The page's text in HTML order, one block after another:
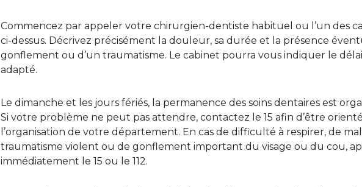
Commencez par appeler votre chirurgien-dentiste habituel ou l’un des
ci-dessus. Décrivez précisément la douleur, sa durée et la présence
gonflement ou d’un traumatisme. Le cabinet pourra vous indiquer le
adapté.
Le dimanche et les jours fériés, la permanence des soins dentaires est
Si votre problème ne peut pas attendre, contactez le 15 afin d’être
l’organisation de votre département. En cas de difficulté à respirer, de
traumatisme violent ou de gonflement important du visage ou du cou,
immédiatement le 15 ou le 112.